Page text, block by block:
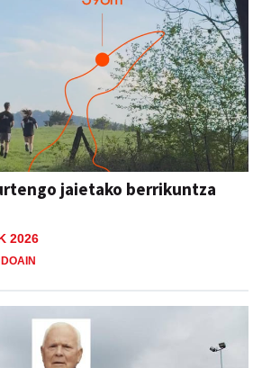
jaietako berrikuntza
2026